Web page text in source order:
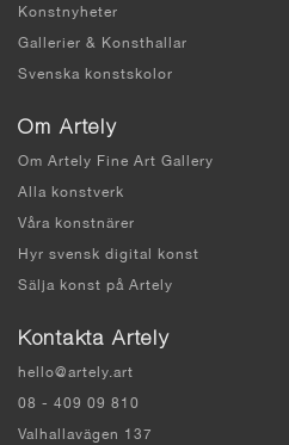
Konstnyheter
Gallerier & Konsthallar
Svenska konstskolor
Om Artely
Om Artely Fine Art Gallery
Alla konstverk
Våra konstnärer
Hyr svensk digital konst
Sälja konst på Artely
Kontakta Artely
hello@artely.art
08 - 409 09 810
Valhallavägen 137